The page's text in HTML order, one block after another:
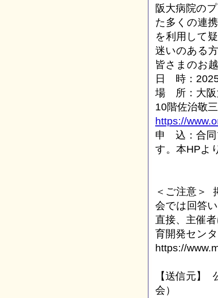
阪大病院の
た多くの連
を利用して
迷いのある
皆さまのお
日 時：
場 所：大阪
10階佐治敬
https://
申 込：合同
す。本HPよ
＜ご注意＞
会では回答
直接、主催
育開発セン
https://
【送信元】
会）